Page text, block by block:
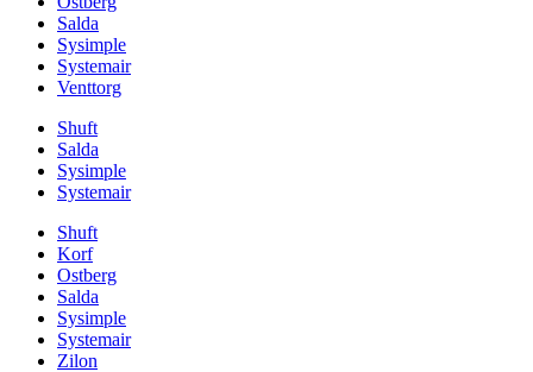
Salda
Sysimple
Systemair
Venttorg
Shuft
Salda
Sysimple
Systemair
Shuft
Korf
Ostberg
Salda
Sysimple
Systemair
Zilon